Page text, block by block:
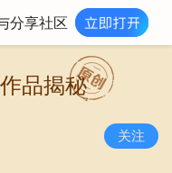
分享社区
品揭秘
关注